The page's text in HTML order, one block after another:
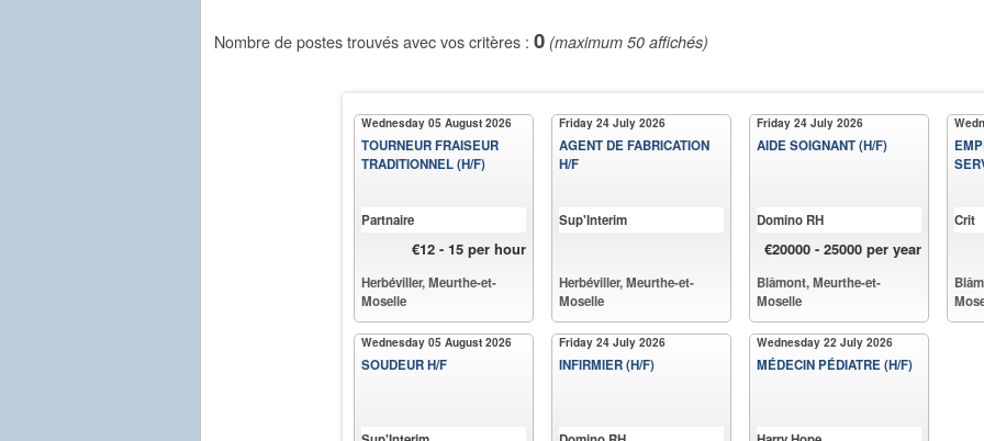
Nombre de postes trouvés avec vos critères : 0 (maximum 50 affichés)
Wednesday 05 August 2026
TOURNEUR FRAISEUR
TRADITIONNEL (H/F)
Partnaire
€12 - 15 per hour
Herbéviller, Meurthe-et-
Moselle
Wednesday 05 August 2026
SOUDEUR H/F
Friday 24 July 2026
AGENT DE FABRICATION
H/F
Sup'Interim
Herbéviller, Meurthe-et-
Moselle
Friday 24 July 2026
INFIRMIER (H/F)
Friday 24 July 2026
AIDE SOIGNANT (H/F)
Domino RH
€20000 - 25000 per year
Blâmont, Meurthe-et-
Moselle
Wednesday 22 July 2026
MÉDECIN PÉDIATRE (H/F)
Crit